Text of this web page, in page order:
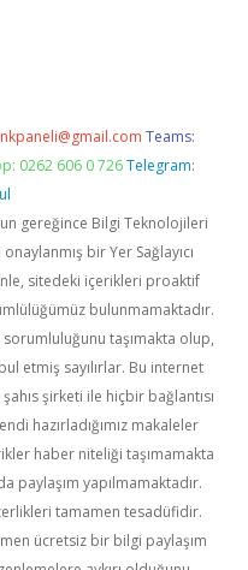
Teams:
0262 606 0 726 Telegram:
gereğince Bilgi Teknolojileri
bir Yer Sağlayıcı
sitedeki içerikleri proaktif
bulunmamaktadır.
taşımakta olup,
etmiş sayılırlar. Bu internet
şirketi ile hiçbir bağlantısı
hazırladığımız makaleler
haber niteliği taşımamakta
paylaşım yapılmamaktadır.
tamamen tesadüfidir.
ücretsiz bir bilgi paylaşım